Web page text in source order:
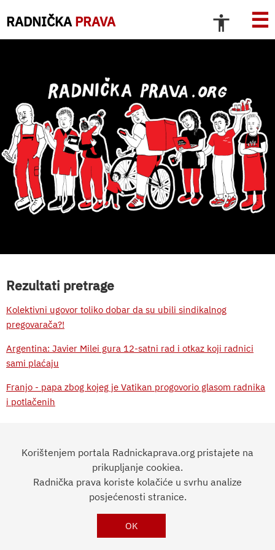
RADNIČKA PRAVA ☰
Rezultati pretrage
Kolektivni ugovor toliko dobar da su ubili sindikalnog
pregovarača?!
Argentina: Javier Milei gura 12-satni rad i otkaz koji radnici
sami plaćaju
Franjo - papa zbog kojeg je Vatikan progovorio glasom radnika
i potlačenih
Zadruge u Argentini na udaru suspenzija i zatvaranja
RADNIČKAPRAVA
Korištenjem portala Radnickaprava.org pristajete na
prikupljanje cookiea.
Radnička prava koriste kolačiće u svrhu analize
posjećenosti stranice.
OK